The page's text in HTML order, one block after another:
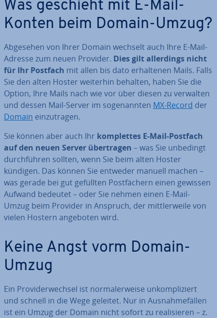
Was geschieht mit E-Mail-
Konten beim Domain-Umzug?
Abgesehen von Ihrer Domain wechselt auch Ihre E-Mail-
Adresse zum neuen Provider. Dies gilt al­ler­dings nicht
für Ihr Postfach mit allen bis dato er­hal­te­nen Mails. Falls
Sie den alten Hoster weiterhin behalten, haben Sie die
Option, Ihre Mails nach wie vor über diesen zu verwalten
und dessen Mail-Server im so­ge­nann­ten MX-Record der
Domain ein­zu­tra­gen.
Sie können aber auch Ihr kom­plet­tes E-Mail-Postfach
auf den neuen Server über­tra­gen – was Sie unbedingt
durch­füh­ren sollten, wenn Sie beim alten Hoster
kündigen. Das können Sie entweder manuell machen –
was gerade bei gut gefüllten Post­fä­chern einen gewissen
Aufwand bedeutet – oder Sie nehmen einen E-Mail-
Umzug beim Provider in Anspruch, der mitt­ler­wei­le von
vielen Hostern angeboten wird.
Keine Angst vorm Domain-
Umzug
Ein Pro­vi­der­wech­sel ist nor­ma­ler­wei­se un­kom­pli­ziert
und schnell in die Wege geleitet. Nur in Aus­nah­me­fäl­len
ist ein Umzug der Domain nicht sofort zu rea­li­sie­ren – z.